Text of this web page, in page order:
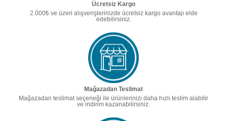
Ücretsiz Kargo
2.000₺ ve üzeri alışverişlerinizde ücretsiz kargo avantajı elde
edebilirsiniz.
Mağazadan Teslimat
Mağazadan teslimat seçeneği ile ürünlerinizi daha hızlı teslim alabilir
ve indirim kazanabilirsiniz.